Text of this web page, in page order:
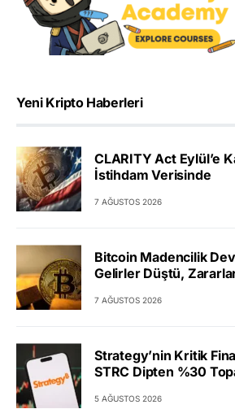
Yeni Kripto Haberleri
CLARITY Act Eylül’e
İstihdam Verisinde
7 AĞUSTOS 2026
Bitcoin Madencilik
Gelirler Düştü,
7 AĞUSTOS 2026
Strategy’nin Kritik
STRC Dipten %30
5 AĞUSTOS 2026